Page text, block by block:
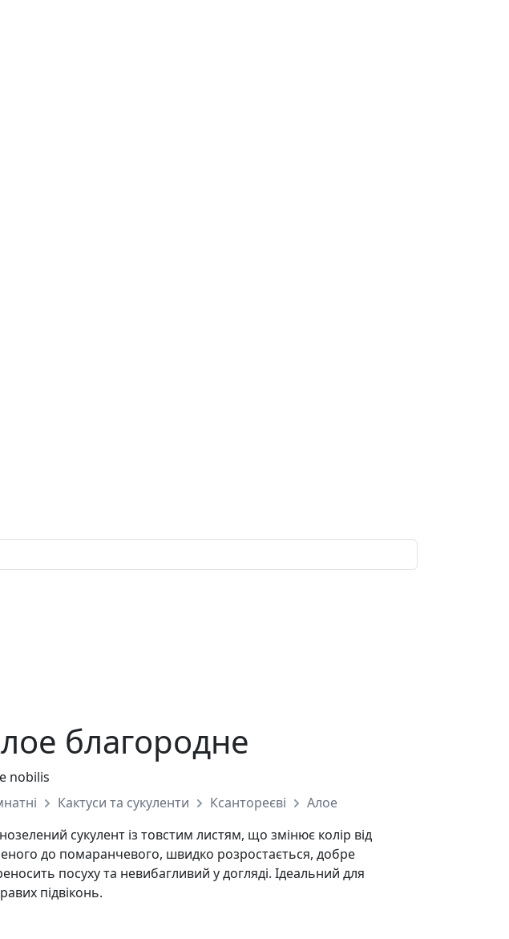
благородне
nobilis
Кактуси та сукуленти Ксантореєві
Алое
сукулент із товстим листям, що змінює колір від
до помаранчевого, швидко розростається, добре
посуху та невибагливий у догляді. Ідеальний для
підвіконь.